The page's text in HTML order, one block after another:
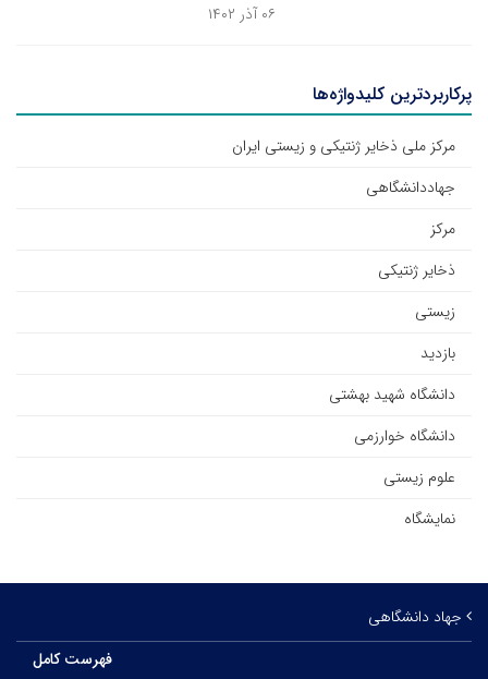
۰۶ آذر ۱۴۰۲
پرکاربردترین کلیدواژه‌ها
مرکز ملی ذخایر ژنتیکی و زیستی ایران
جهاددانشگاهی
مرکز
ذخایر ژنتیکی
زیستی
بازدید
دانشگاه شهید بهشتی
دانشگاه خوارزمی
علوم زیستی
نمایشگاه
جهاد دانشگاهی
فهرست کامل